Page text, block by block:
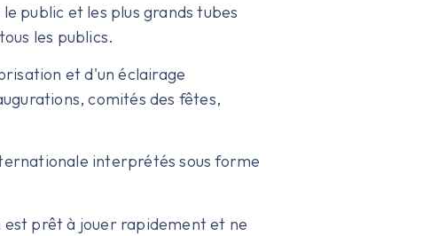
public et les plus grands tubes
les publics.
et d'un éclairage
comités des fêtes,
interprétés sous forme
prêt à jouer rapidement et ne